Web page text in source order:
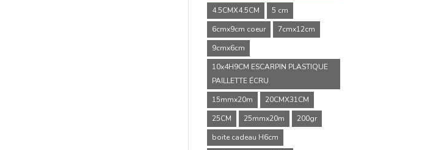
4.5CMX4.5CM
5 cm
6cmx9cm coeur
7cmx12cm
9cmx6cm
10x4H9CM ESCARPIN PLASTIQUE
PAILLETTE ÉCRU
15mmx20m
20CMX31CM
25CM
25mmx20m
200gr
boite cadeau H6cm